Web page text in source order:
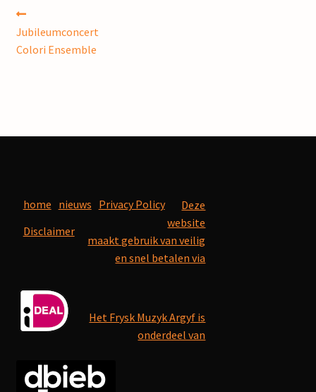
Bericht
navigatie
bericht:
Jubileumconcert
Colori Ensemble
home nieuws Privacy Policy
Disclaimer
Deze
website
maakt gebruik van veilig
en snel betalen via
Het Frysk Muzyk Argyf is
onderdeel van